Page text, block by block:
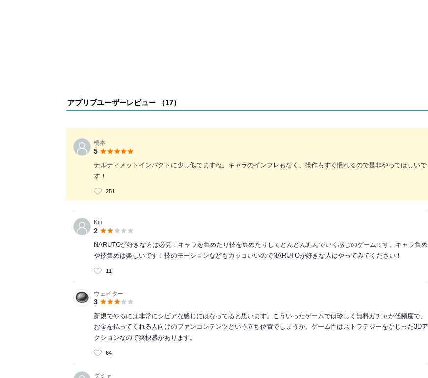
アプリブユーザーレビュー （17）
橋本
5
ナルティメットインパクトに少し似てますね。キャラのインフレもなく、操作もすぐ慣れるので是非やってほしいで
す！
251
Kiji
2
NARUTOが好きな方は必見！キャラを集めたり技を集めたりしてどんどん進んでいく感じのゲームです。キャラ集め
や技集めは楽しいです！技のモーションなどもカッコいいのでNARUTOが好きな人はやってみてください！
11
ウェイター
3
新規でやるには非常にシビアな感じにはなってると思います。こういったゲームでは珍しく無料ガチャが低頻度で、
お金を払ってくれる人向けのファンコンテンツという立ち位置でしょうか。ゲーム性はストラテジーをかじった3Dア
クションなので爽快感があります。
64
ダミャ